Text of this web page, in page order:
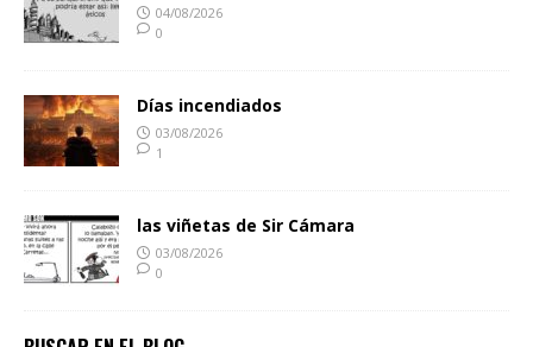
04/08/2026
0
Días incendiados
03/08/2026
1
las viñetas de Sir Cámara
03/08/2026
0